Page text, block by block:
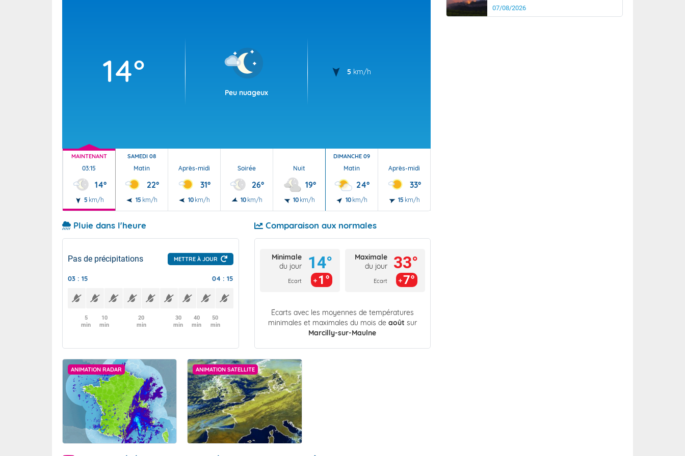
14°
Peu nuageux
5 km/h
MAINTENANT
03:15
14°
5 km/h
SAMEDI 08
Matin
22°
15 km/h
Après-midi
31°
10 km/h
Soirée
26°
10 km/h
Nuit
19°
10 km/h
DIMANCHE 09
Matin
24°
10 km/h
Après-midi
33°
15 km/h
Pluie dans l'heure
Pas de précipitations METTRE À JOUR
03 : 15 04 : 15
5
min
10
min
20
min
30
min
40
min
50
min
Comparaison aux normales
Minimale
du jour
Ecart
14°
1°
Maximale
du jour
Ecart
33°
7°
Écarts avec les moyennes de températures
minimales et maximales du mois de août sur
Marcilly-sur-Maulne
ANIMATION RADAR ANIMATION SATELLITE
07/08/2026